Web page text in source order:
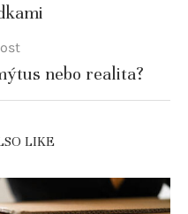
nebo realita?
LIKE